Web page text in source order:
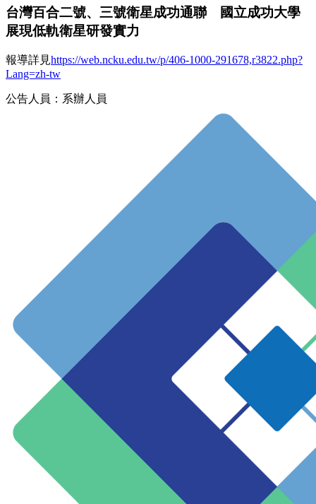
台灣百合二號、三號衛星成功通聯 國立成功大學
展現低軌衛星研發實力
報導詳見https://web.ncku.edu.tw/p/406-1000-291678,r3822.php?
Lang=zh-tw
公告人員：系辦人員